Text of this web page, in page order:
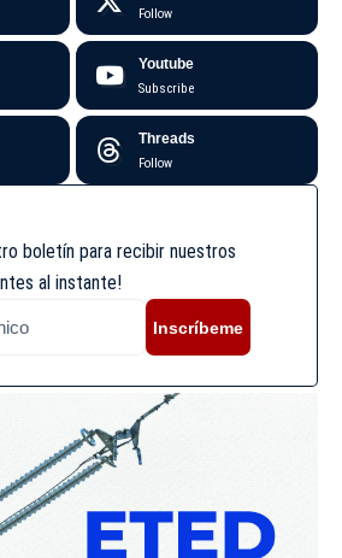
Follow
Youtube
Subscribe
Threads
Follow
boletín para recibir nuestros
al instante!
Inscríbeme